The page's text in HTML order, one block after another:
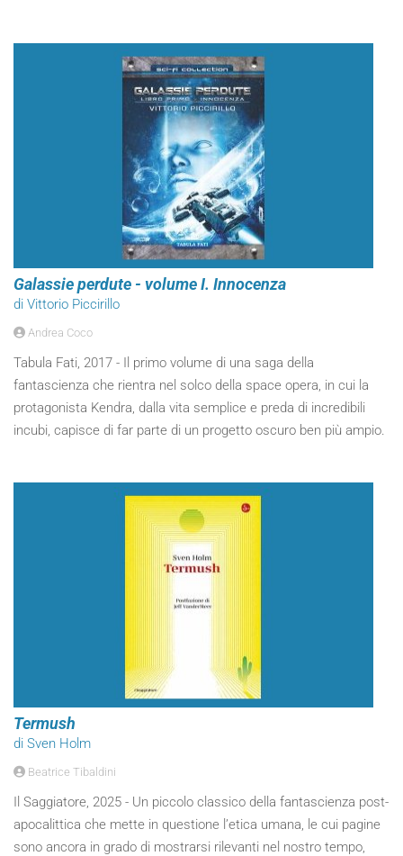
Galassie perdute - volume I. Innocenza
di Vittorio Piccirillo
Andrea Coco
Tabula Fati, 2017 - Il primo volume di una saga della
fantascienza che rientra nel solco della space opera, in cui la
protagonista Kendra, dalla vita semplice e preda di incredibili
incubi, capisce di far parte di un progetto oscuro ben più ampio.
Termush
di Sven Holm
Beatrice Tibaldini
Il Saggiatore, 2025 - Un piccolo classico della fantascienza post-
apocalittica che mette in questione l’etica umana, le cui pagine
sono ancora in grado di mostrarsi rilevanti nel nostro tempo,